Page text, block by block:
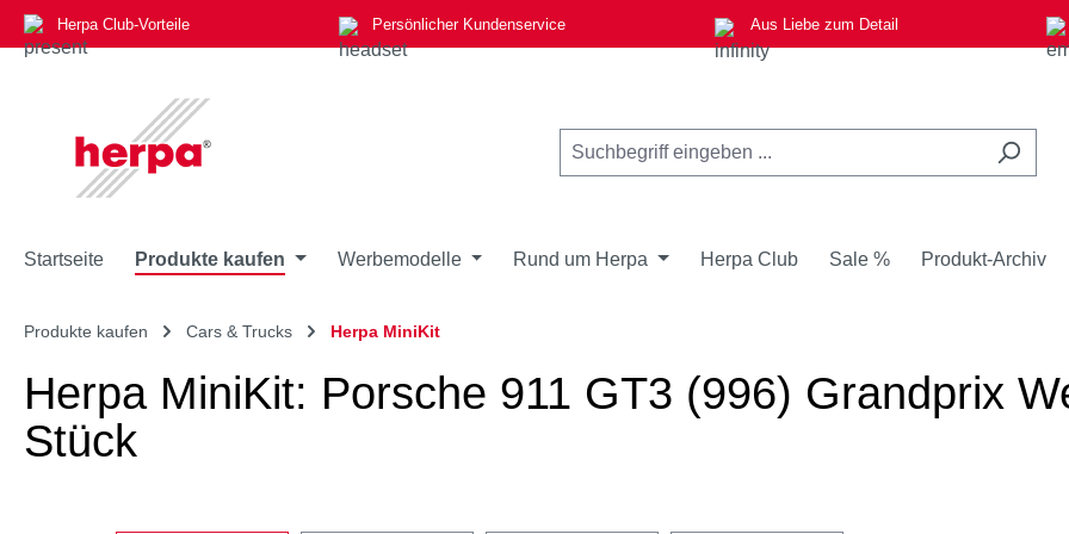
Hauptinhalt springen
Zur Suche springen
Zur Hauptnavigation springen
Herpa Club-Vorteile Persönlicher Kundenservice Aus Liebe zum Detail
Startseite Produkte kaufen Werbemodelle Rund um Herpa Herpa Club Sale % Produkt-Archiv
Produkte kaufen Cars & Trucks Herpa MiniKit
Herpa MiniKit: Porsche 911 GT3 (996) Grandprix
Stück